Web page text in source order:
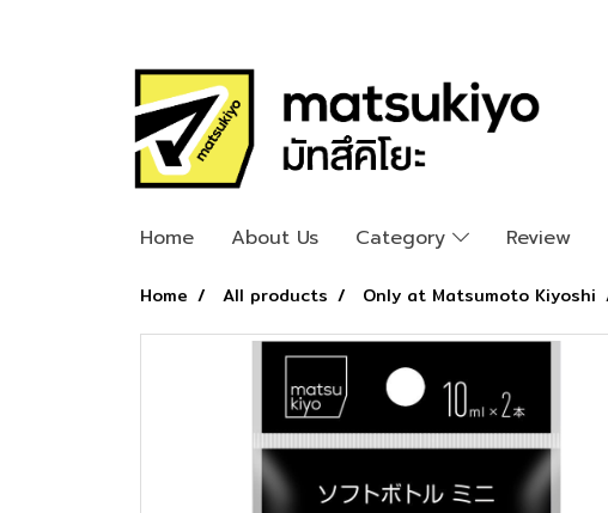
Home About Us Category Review
Home All products Only at Matsumoto Kiyoshi